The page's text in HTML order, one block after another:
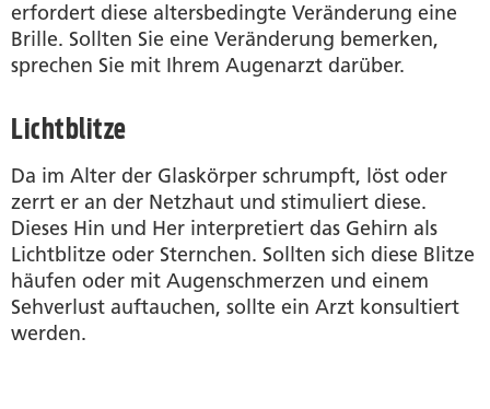
erfordert diese altersbedingte Veränderung eine
Brille. Sollten Sie eine Veränderung bemerken,
sprechen Sie mit Ihrem Augenarzt darüber.
Lichtblitze
Da im Alter der Glaskörper schrumpft, löst oder
zerrt er an der Netzhaut und stimuliert diese.
Dieses Hin und Her interpretiert das Gehirn als
Lichtblitze oder Sternchen. Sollten sich diese Blitze
häufen oder mit Augenschmerzen und einem
Sehverlust auftauchen, sollte ein Arzt konsultiert
werden.